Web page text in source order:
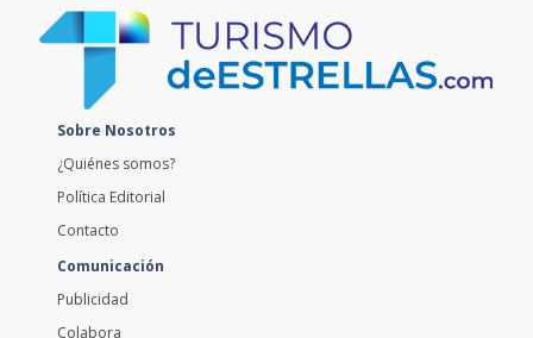
Sobre Nosotros
¿Quiénes somos?
Política Editorial
Contacto
Comunicación
Publicidad
Colabora